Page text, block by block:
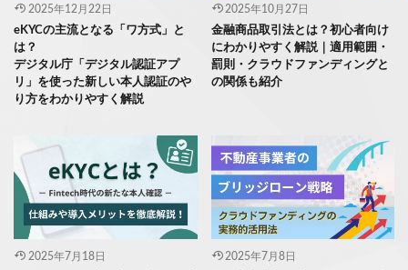
2025年12月22日
eKYCの主流となる「ワ方式」と
は？
デジタル庁「デジタル認証アプ
リ」を使った新しい本人認証のや
り方をわかりやすく解説
2025年10月27日
金融商品取引法とは？初心者向け
にわかりやすく解説｜適用範囲・
罰則・クラウドファンディングと
の関係も紹介
2025年7月18日 2025年7月8日